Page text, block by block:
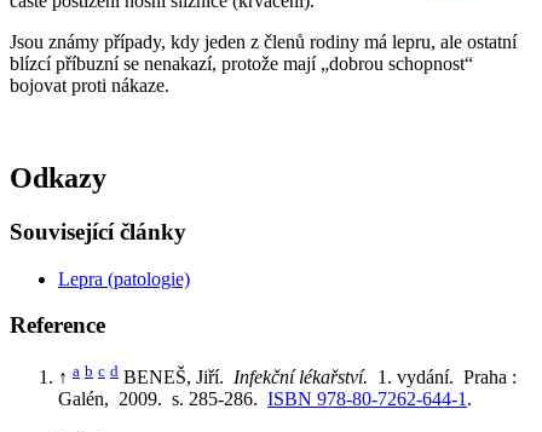
Jsou známy případy, kdy jeden z členů rodiny má lepru, ale ostatní
blízcí příbuzní se nenakazí, protože mají „dobrou schopnost“
bojovat proti nákaze.
Odkazy
Související články
Lepra (patologie)
Reference
↑ a b c d BENEŠ, Jiří. Infekční lékařství. 1. vydání. Praha :
Galén, 2009. s. 285-286. ISBN 978-80-7262-644-1.